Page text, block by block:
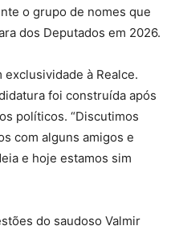
o grupo de nomes que
dos Deputados em 2026.
à Realce.
foi construída após
políticos. “Discutimos
com alguns amigos e
e hoje estamos sim
do saudoso Valmir